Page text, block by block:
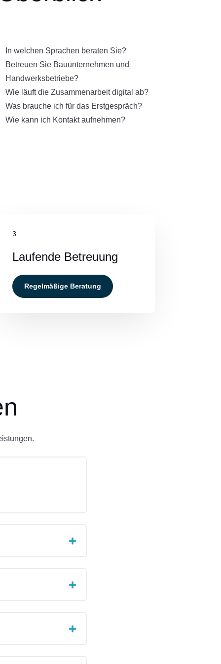
In welchen Sprachen beraten Sie?
Betreuen Sie Bauunternehmen und
Handwerksbetriebe?
Wie läuft die Zusammenarbeit digital ab?
Was brauche ich für das Erstgespräch?
Wie kann ich Kontakt aufnehmen?
3
Laufende Betreuung
Regelmäßige Beratung